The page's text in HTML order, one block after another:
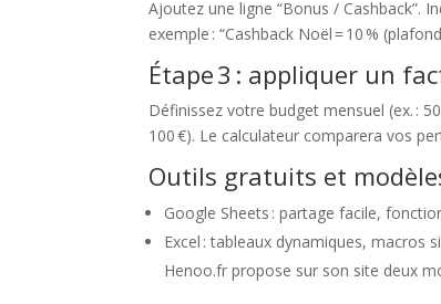
Ajoutez une ligne “Bonus / Cashback”.
exemple : “Cashback Noël = 10 %
Étape 3 : appliquer un
Définissez votre budget mensuel (ex. :
100 €). Le calculateur comparera vos
Outils gratuits et
Google Sheets : partage facile,
Excel : tableaux dynamiques, macros
Henoo.fr propose sur son site deux